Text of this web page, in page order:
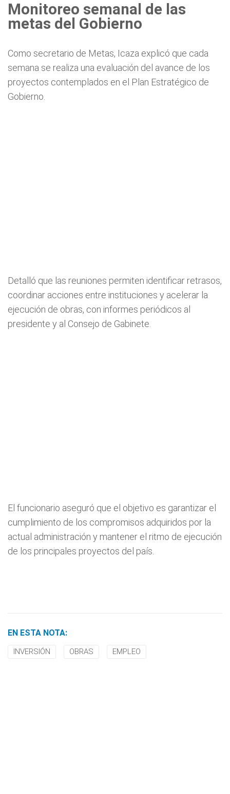
Monitoreo semanal de las
metas del Gobierno
Como secretario de Metas, Icaza explicó que cada
semana se realiza una evaluación del avance de los
proyectos contemplados en el Plan Estratégico de
Gobierno.
Detalló que las reuniones permiten identificar retrasos,
coordinar acciones entre instituciones y acelerar la
ejecución de obras, con informes periódicos al
presidente y al Consejo de Gabinete.
El funcionario aseguró que el objetivo es garantizar el
cumplimiento de los compromisos adquiridos por la
actual administración y mantener el ritmo de ejecución
de los principales proyectos del país.
EN ESTA NOTA:
INVERSIÓN OBRAS EMPLEO